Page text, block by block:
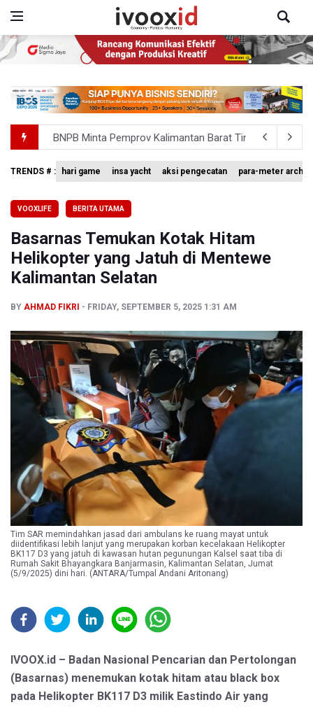
BNPB Minta Pemprov Kalimantan Barat Tinjau Kembali
Pakar: Pengungkapan TPPU Eks Jampidsus Febrie
Tim 9 Kejagung Periksa Febrie Adransayah sebagai
BPIP: Satu Siswa Sekolah Rakyat Jadi Calon Paskibraka
TRENDS # : hari game insa yacht aksi pengecatan para-meter
VOOXLIFE BERITA UTAMA
Basarnas Temukan Kotak Hitam
Helikopter yang Jatuh di Mentewe
Kalimantan Selatan
BY AHMAD FIKRI FRIDAY, SEPTEMBER 5, 2025 1:31 AM
Tim SAR memindahkan jasad dari ambulans ke ruang mayat untuk
diidentifikasi lebih lanjut yang merupakan korban kecelakaan Helikopter
BK117 D3 yang jatuh di kawasan hutan pegunungan Kalsel saat tiba di
Rumah Sakit Bhayangkara Banjarmasin, Kalimantan Selatan, Jumat
(5/9/2025) dini hari. (ANTARA/Tumpal Andani Aritonang)
IVOOX.id – Badan Nasional Pencarian dan Pertolongan
(Basarnas) menemukan kotak hitam atau black box
pada Helikopter BK117 D3 milik Eastindo Air yang